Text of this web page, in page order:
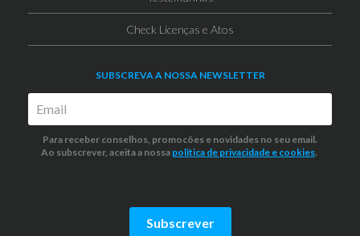
Check Licenças e Atos
SUBSCREVA A NOSSA NEWSLETTER
Para receber conselhos, promocões e novidades no seu email.
Ao subscrever, aceita a nossa politica de privacidade e cookies.
Subscrever